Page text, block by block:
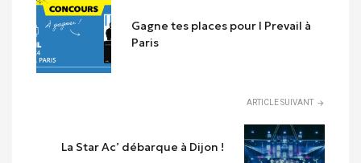
Gagne tes places pour I Prevail à
Paris
ARTICLE SUIVANT
La Star Ac’ débarque à Dijon !